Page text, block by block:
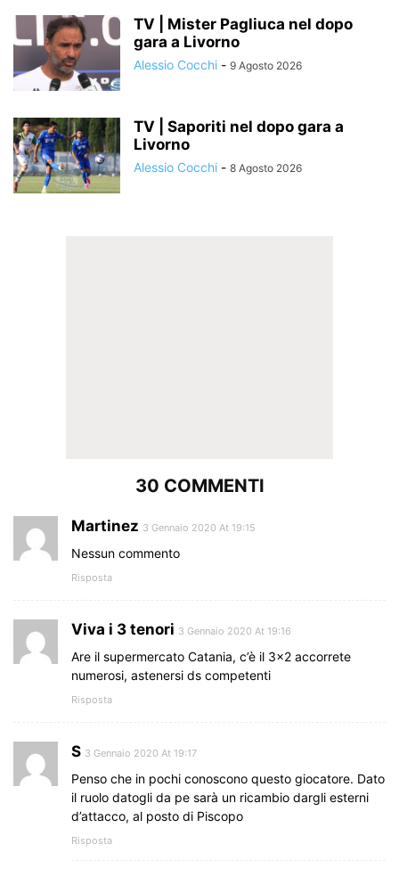
TV | Mister Pagliuca nel dopo
gara a Livorno
Alessio Cocchi - 9 Agosto 2026
TV | Saporiti nel dopo gara a
Livorno
Alessio Cocchi - 8 Agosto 2026
30 COMMENTI
Martinez 3 Gennaio 2020 At 19:15
Nessun commento
Risposta
Viva i 3 tenori 3 Gennaio 2020 At 19:16
Are il supermercato Catania, c’è il 3×2 accorrete
numerosi, astenersi ds competenti
Risposta
S 3 Gennaio 2020 At 19:17
Penso che in pochi conoscono questo giocatore. Dato
il ruolo datogli da pe sarà un ricambio dargli esterni
d’attacco, al posto di Piscopo
Risposta